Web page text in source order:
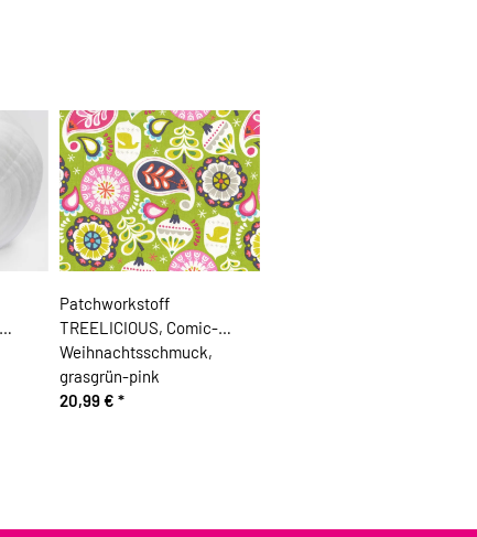
Patchworkstoff
TREELICIOUS, Comic-
Weihnachtsschmuck,
grasgrün-pink
20,99 € *